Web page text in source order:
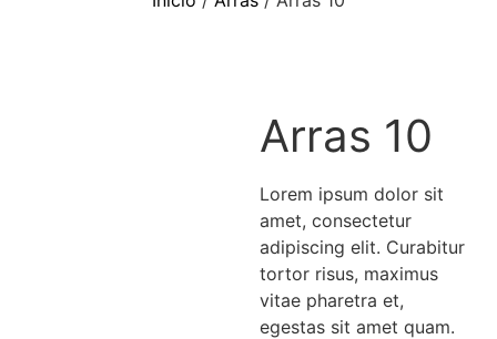
Arras 10
Lorem ipsum dolor sit
amet, consectetur
adipiscing elit. Curabitur
tortor risus, maximus
vitae pharetra et,
egestas sit amet quam.